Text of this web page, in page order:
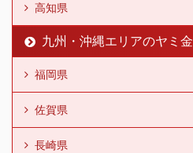
高知県
九州・沖縄エリアのヤミ金
福岡県
佐賀県
長崎県